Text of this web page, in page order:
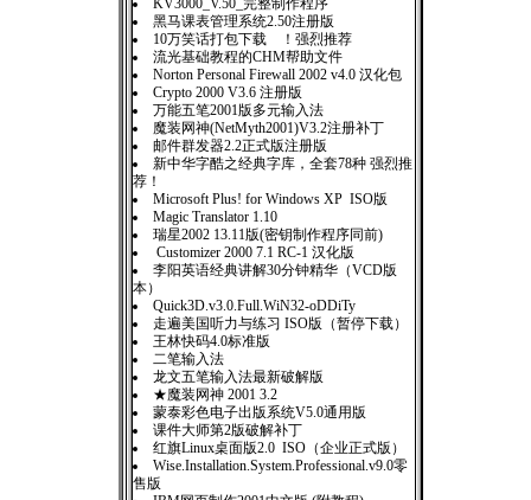
KV3000_V.50_完整制作程序
黑马课表管理系统2.50注册版
10万笑话打包下载 ！强烈推荐
流光基础教程的CHM帮助文件
Norton Personal Firewall 2002 v4.0 汉化包
Crypto 2000 V3.6 注册版
万能五笔2001版多元输入法
魔装网神(NetMyth2001)V3.2注册补丁
邮件群发器2.2正式版注册版
新中华字酷之经典字库，全套78种 强烈推
荐！
Microsoft Plus! for Windows XP ISO版
Magic Translator 1.10
瑞星2002 13.11版(密钥制作程序同前)
Customizer 2000 7.1 RC-1 汉化版
李阳英语经典讲解30分钟精华（VCD版
本）
Quick3D.v3.0.Full.WiN32-oDDiTy
走遍美国听力与练习 ISO版（暂停下载）
王林快码4.0标准版
二笔输入法
龙文五笔输入法最新破解版
★魔装网神 2001 3.2
蒙泰彩色电子出版系统V5.0通用版
课件大师第2版破解补丁
红旗Linux桌面版2.0 ISO（企业正式版）
Wise.Installation.System.Professional.v9.0零
售版